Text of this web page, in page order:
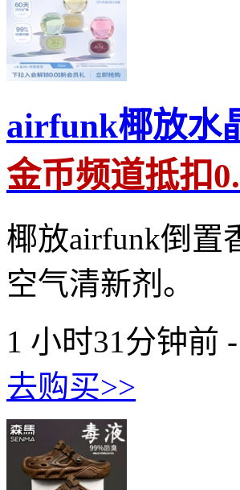
airfunk椰放水
金币频道抵扣
椰放airfunk倒置
空气清新剂。
1 小时31分钟前 -
去购买>>